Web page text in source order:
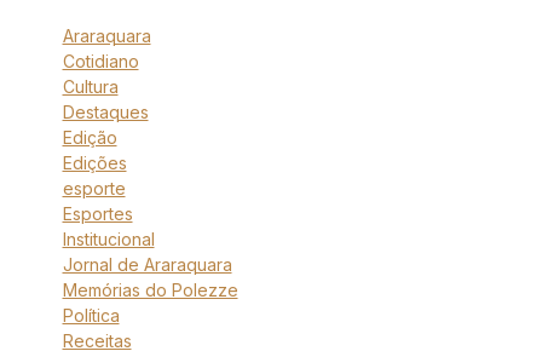
Araraquara
Cotidiano
Cultura
Destaques
Edição
Edições
esporte
Esportes
Institucional
Jornal de Araraquara
Memórias do Polezze
Política
Receitas